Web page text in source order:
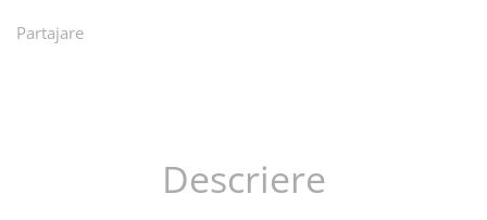
Partajare
Descriere